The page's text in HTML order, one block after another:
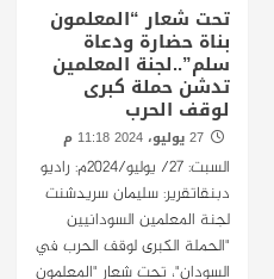
تحت شعار “المعلمون
بناة حضارة ودعاة
سلم”..لجنة المعلمين
تدشن حملة كبرى
لوقف الحرب
27 يوليو، 2024 11:18 م
السبت: 27/ يوليو/2024م: راديو
دبنقاتقرير: سليمان سريدشنت
لجنة المعلمين السودانيين
"الحملة الكبرى لوقف الحرب في
السودان"، تحت شعار "المعلمون